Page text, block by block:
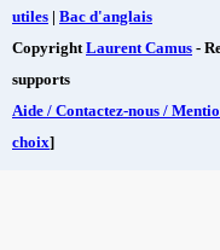
utiles | Bac d'anglais
CopyrightLaurent Camus -
supports
Aide / Contactez-nous /
choix]